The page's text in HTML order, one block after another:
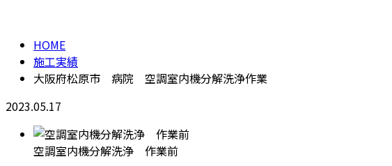
HOME
施工実績
大阪府松原市 病院 空調室内機分解洗浄作業
2023.05.17
空調室内機分解洗浄 作業前